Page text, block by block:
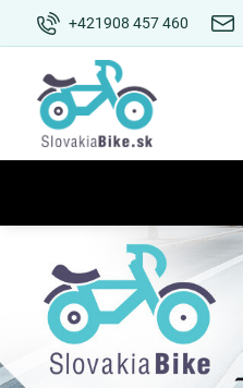
+421908 457 460